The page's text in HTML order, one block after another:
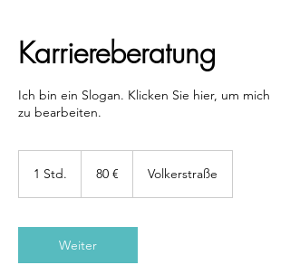
Karriereberatung
Ich bin ein Slogan. Klicken Sie hier, um mich
zu bearbeiten.
1 Std.
d
80 € Volkerstraße
Weiter